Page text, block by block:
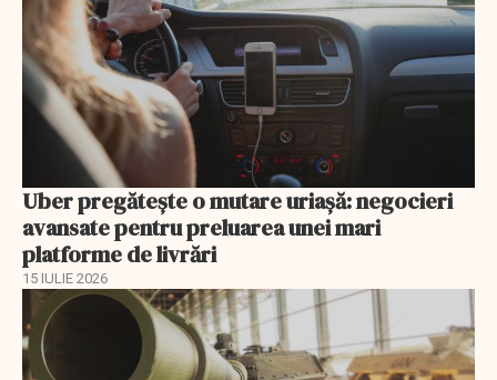
Uber pregătește o mutare uriașă: negocieri
avansate pentru preluarea unei mari
platforme de livrări
15 IULIE 2026